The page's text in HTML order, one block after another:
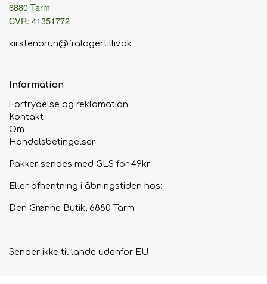
6880 Tarm
CVR: 41351772
kirstenbrun@fralagertilliv.dk
Information
Fortrydelse og reklamation
Kontakt
Om
Handelsbetingelser
Pakker sendes med GLS for 49kr
Eller afhentning i åbningstiden hos:
Den Grønne Butik, 6880 Tarm
Sender ikke til lande udenfor EU